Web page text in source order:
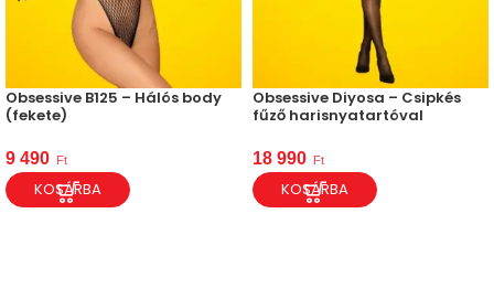
Obsessive B125 – Hálós body
(fekete)
9 490 Ft
KOSÁRBA
Obsessive Diyosa – Csipkés
fűző harisnyatartóval
18 990 Ft
KOSÁRBA